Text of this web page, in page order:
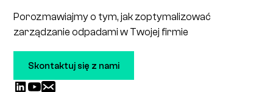
Porozmawiajmy o tym, jak zoptymalizować
zarządzanie odpadami w Twojej firmie
Skontaktuj się z nami